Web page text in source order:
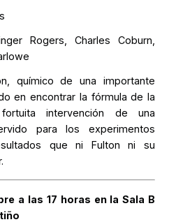
Rogers, Charles Coburn,
químico de una importante
en encontrar la fórmula de la
intervención de una
para los experimentos
que ni Fulton ni su
a las 17 horas en la Sala B